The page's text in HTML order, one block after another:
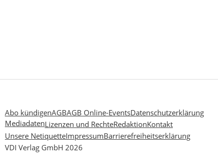
Abo kündigenAGBAGB Online-EventsDatenschutzerklärung
MediadatenLizenzen und RechteRedaktionKontakt
Unsere NetiquetteImpressumBarrierefreiheitserklärung
VDI Verlag GmbH 2026